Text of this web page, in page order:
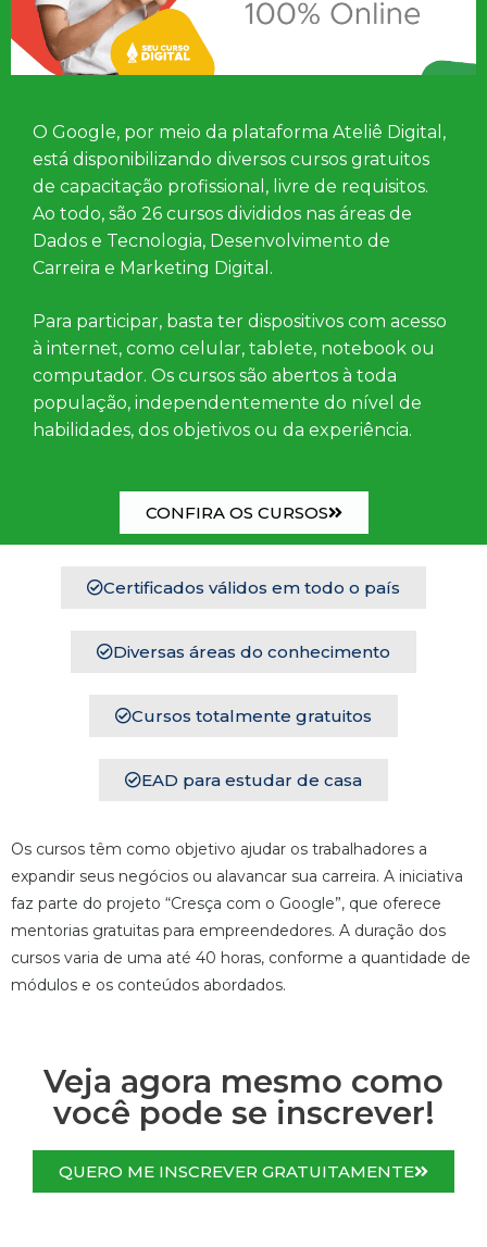
O Google, por meio da plataforma Ateliê Digital,
está disponibilizando diversos cursos gratuitos
de capacitação profissional, livre de requisitos.
Ao todo, são 26 cursos divididos nas áreas de
Dados e Tecnologia, Desenvolvimento de
Carreira e Marketing Digital.
Para participar, basta ter dispositivos com acesso
à internet, como celular, tablete, notebook ou
computador. Os cursos são abertos à toda
população, independentemente do nível de
habilidades, dos objetivos ou da experiência.
CONFIRA OS CURSOS
Certificados válidos em todo o país
Diversas áreas do conhecimento
Cursos totalmente gratuitos
EAD para estudar de casa
Os cursos têm como objetivo ajudar os trabalhadores a
expandir seus negócios ou alavancar sua carreira. A iniciativa
faz parte do projeto “Cresça com o Google”, que oferece
mentorias gratuitas para empreendedores. A duração dos
cursos varia de uma até 40 horas, conforme a quantidade de
módulos e os conteúdos abordados.
Veja agora mesmo como
você pode se inscrever!
QUERO ME INSCREVER GRATUITAMENTE